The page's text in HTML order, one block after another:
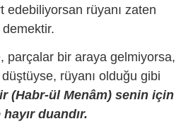
edebiliyorsan rüyanı zaten
parçalar bir araya gelmiyorsa,
rüyanı olduğu gibi
(Habr-ül Menâm) senin için
duandır.